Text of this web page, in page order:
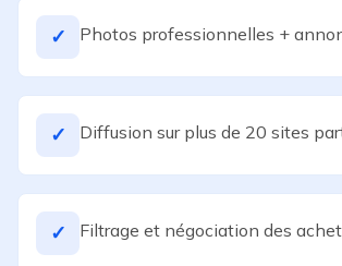
✓ Photos professionnelles +
✓ Diffusion sur plus de 20 sites
✓ Filtrage et négociation des